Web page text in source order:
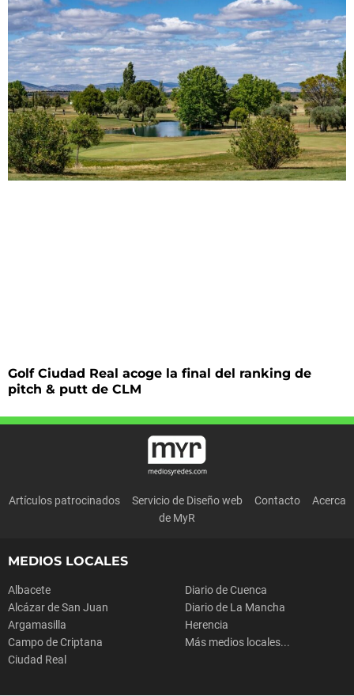
Golf Ciudad Real acoge la final del ranking de
pitch & putt de CLM
Artículos patrocinados Servicio de Diseño web Contacto
Acerca
de MyR
MEDIOS LOCALES
Albacete
Alcázar de San Juan
Argamasilla
Campo de Criptana
Ciudad Real
Diario de Cuenca
Diario de La Mancha
Herencia
Más medios locales...